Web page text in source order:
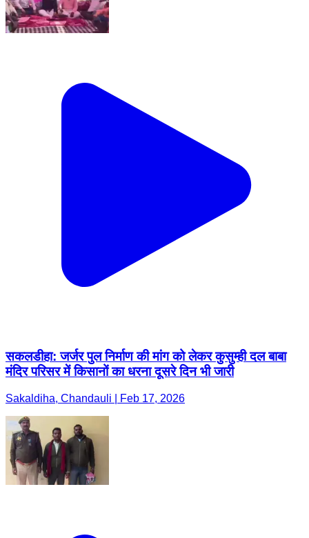
सकलडीहा: जर्जर पुल निर्माण की मांग को लेकर कुसुम्ही दल बाबा
मंदिर परिसर में किसानों का धरना दूसरे दिन भी जारी
Sakaldiha, Chandauli | Feb 17, 2026